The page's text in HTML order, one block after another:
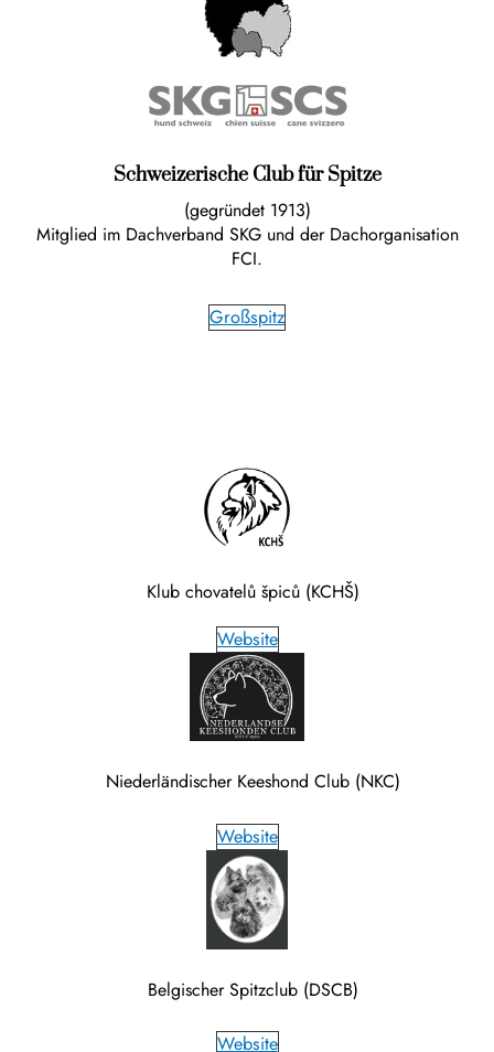
Schweizerische Club für Spitze
(gegründet 1913)
Mitglied im Dachverband SKG und der Dachorganisation
FCI.
Großspitz
Klub chovatelů špiců (KCHŠ)
Website
Niederländischer Keeshond Club (NKC)
Website
Belgischer Spitzclub (DSCB)
Website